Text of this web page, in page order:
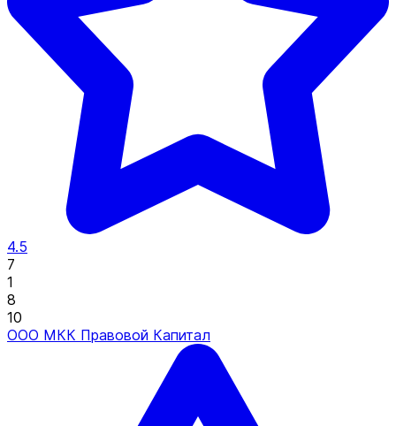
4.5
7
1
8
10
ООО МКК Правовой Капитал